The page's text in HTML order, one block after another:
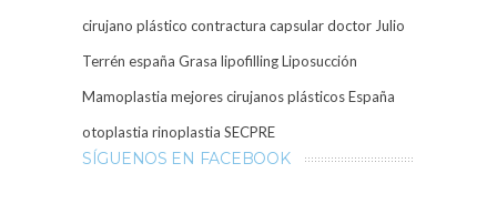
cirujano plástico contractura capsulardoctor Julio
Terrén españa Grasa lipofillingLiposucción
Mamoplastia mejores cirujanos plásticos España
otoplastia rinoplastia SECPRE
SÍGUENOS EN FACEBOOK